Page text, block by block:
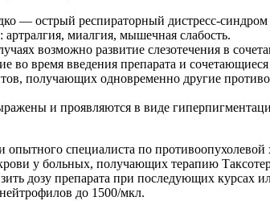
— острый респираторный дистресс-
миалгия, мышечная слабость.
возможно развитие слезотечения в
во время введения препарата и
получающих одновременно другие
и проявляются в виде
опытного специалиста по
у больных, получающих терапию
дозу препарата при последующих
до 1500/мкл.